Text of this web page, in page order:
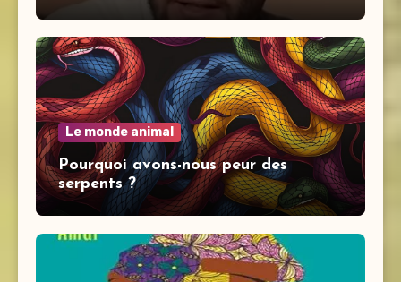
Le monde animal
Pourquoi avons-nous peur des
serpents ?